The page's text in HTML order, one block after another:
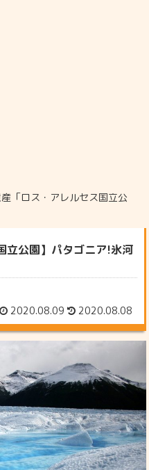
「ロス・アレルセス国立公
立公園】パタゴニア!氷河
2020.08.09 2020.08.08